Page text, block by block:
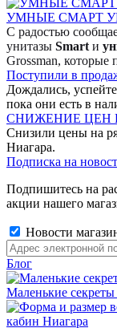
УМНЫЕ СМАРТ
С радостью
унитазы Smart и
Grossman, которые
Поступили в
Дождались,
пока они есть в
СНИЖЕНИЕ ЦЕН
Снизили цены на
Ниагара.
Подписка на
Подпишитесь на
акции нашего
Новости
Блог
Маленькие